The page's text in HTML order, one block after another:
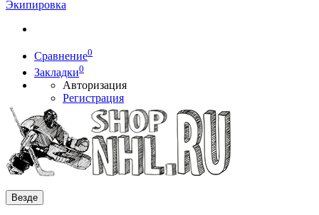
Экипировка
Сравнение0
Закладки0
Авторизация
Регистрация
Везде